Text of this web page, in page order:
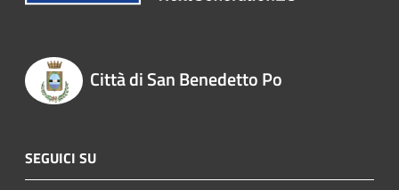
Città di San Benedetto Po
SEGUICI SU